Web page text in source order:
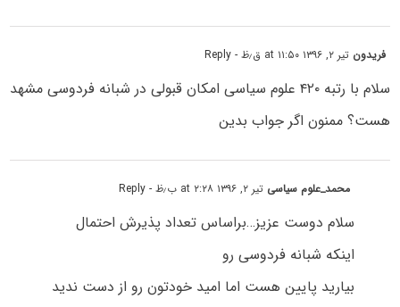
فریدون تیر ۲, ۱۳۹۶ at ۱۱:۵۰ ق٫ظ - Reply
سلام با رتبه ۴۲۰ علوم سیاسی امکان قبولی در شبانه فردوسی مشهد
هست؟ ممنون اگر جواب بدین
محمد_علوم سیاسی تیر ۲, ۱۳۹۶ at ۲:۲۸ ب٫ظ - Reply
سلام دوست عزیز…براساس تعداد پذیرش احتمال
اینکه شبانه فردوسی رو
بیارید پایین هست اما امید خودتون رو از دست ندید